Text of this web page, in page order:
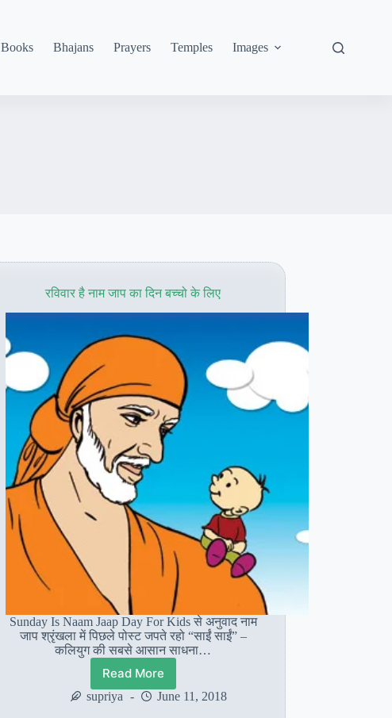
Books Bhajans Prayers Temples Images
रविवार है नाम जाप का दिन बच्चो के लिए
Sunday Is Naam Jaap Day For Kids से अनुवाद नाम
जाप श्रृंखला में पिछले पोस्ट जपते रहो “साईं साईं” –
कलियुग की सबसे आसान साधना…
Read More
रविवार
है
supriya June 11, 2018